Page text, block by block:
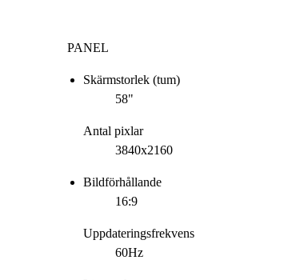
PANEL
Skärmstorlek (tum)
58"
Antal pixlar
3840x2160
Bildförhållande
16:9
Uppdateringsfrekvens
60Hz